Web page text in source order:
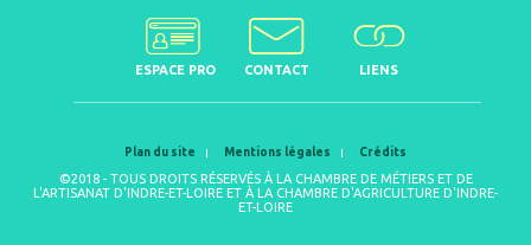
ESPACE PRO CONTACT LIENS
Plan du site Mentions légales Crédits
©2018 - TOUS DROITS RÉSERVÉS À LA CHAMBRE DE MÉTIERS ET DE
L'ARTISANAT D'INDRE-ET-LOIRE ET À LA CHAMBRE D'AGRICULTURE D'INDRE-
ET-LOIRE